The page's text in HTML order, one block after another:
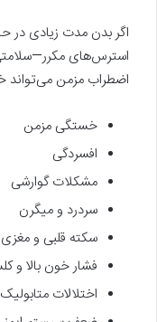
اگر بدن مدت زیادی در
استرس‌های
اضطراب مزمن می‌تواند
خستگی مزمن
افسردگی
مشکلات گوارشی
سردرد و میگرن
سکته قلبی و مغزی
فشار خون بالا و
اختلالات